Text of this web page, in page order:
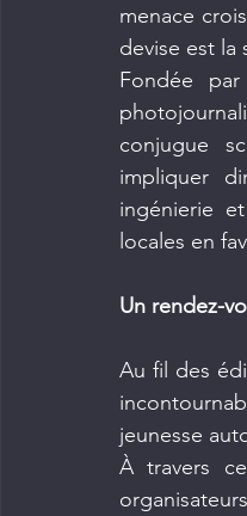
menace
devise est la
Fondée
conjugue
impliquer
ingénierie
locales en
Un rendez-
Au fil des
jeunesse
À travers